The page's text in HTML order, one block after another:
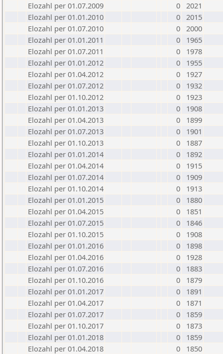
Elozahl per 01.07.2009
0 2021
Elozahl per 01.01.2010
0 2015
Elozahl per 01.07.2010
0 2000
Elozahl per 01.01.2011
0
1965
Elozahl per 01.07.2011
0
1978
Elozahl per 01.01.2012
0
1955
Elozahl per 01.04.2012
0
1927
Elozahl per 01.07.2012
0
1932
Elozahl per 01.10.2012
0
1923
Elozahl per 01.01.2013
0
1908
Elozahl per 01.04.2013
0
1899
Elozahl per 01.07.2013
0
1901
Elozahl per 01.10.2013
0
1887
Elozahl per 01.01.2014
0
1892
Elozahl per 01.04.2014
0
1915
Elozahl per 01.07.2014
0
1909
Elozahl per 01.10.2014
0
1913
Elozahl per 01.01.2015
0
1880
Elozahl per 01.04.2015
0
1851
Elozahl per 01.07.2015
0
1846
Elozahl per 01.10.2015
0
1908
Elozahl per 01.01.2016
0
1898
Elozahl per 01.04.2016
0
1928
Elozahl per 01.07.2016
0
1883
Elozahl per 01.10.2016
0
1879
Elozahl per 01.01.2017
0
1891
Elozahl per 01.04.2017
0
1871
Elozahl per 01.07.2017
0
1859
Elozahl per 01.10.2017
0
1873
Elozahl per 01.01.2018
0
1859
Elozahl per 01.04.2018
0
1850